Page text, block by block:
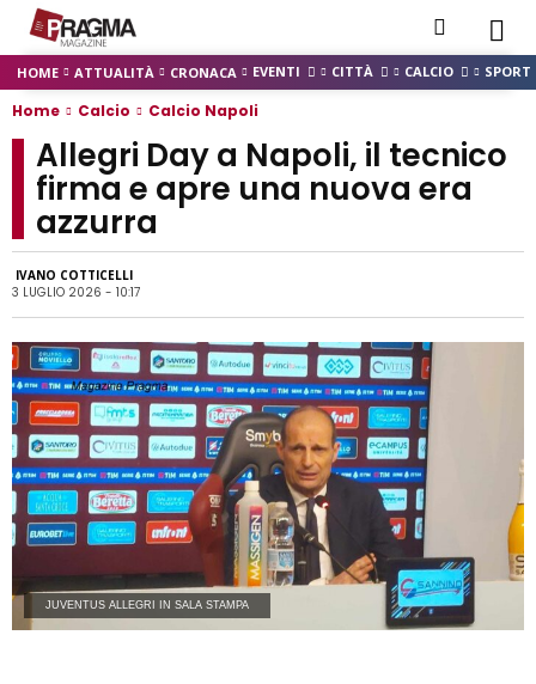
HOME ATTUALITÀ CRONACA EVENTI CITTÀ CALCIO SPORT
Home Calcio Calcio Napoli
Allegri Day a Napoli, il tecnico
firma e apre una nuova era
azzurra
IVANO COTTICELLI
3 LUGLIO 2026 - 10:17
JUVENTUS ALLEGRI IN SALA STAMPA